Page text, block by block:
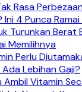
Rasa
4 Punca
Turunkan Berat
Memilihnya
Perlu
Lebihan Gaji?
Ambil Vitamin